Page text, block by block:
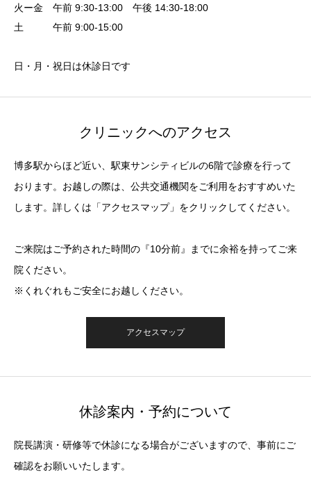
火ー金 午前 9:30-13:00 午後 14:30-18:00
土 午前 9:00-15:00
日・月・祝日は休診日です
クリニックへのアクセス
博多駅からほど近い、駅東サンシティビルの6階で診療を行って
おります。お越しの際は、公共交通機関をご利用をおすすめいた
します。詳しくは「アクセスマップ」をクリックしてください。
ご来院はご予約された時間の『10分前』までに余裕を持ってご来
院ください。
※くれぐれもご安全にお越しください。
アクセスマップ
休診案内・予約について
院長講演・研修等で休診になる場合がございますので、事前にご
確認をお願いいたします。